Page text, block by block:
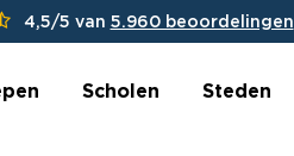
4,5/5 van 5.960 beoordelingen
Scholen Steden